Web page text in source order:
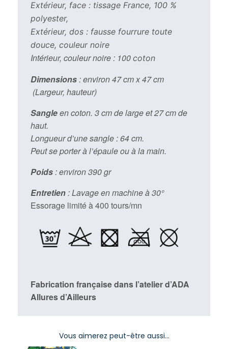
Extérieur, face : tissage France, 100 %
polyester,
Extérieur, dos : fausse fourrure toute
douce, couleur noire
Intérieur, couleur noire : 100 coton
Dimensions: environ 47 cm x 47 cm
(Largeur, hauteur)
Sangleen coton. 3 cm de large et 27 cm de
haut.
Longueur d’une sangle : 64 cm.
Peut se porter à l’épaule ou à la main.
Poids: environ 390 gr
Entretien: Lavage en machine à 30°
Essorage limité à 400 tours/mn
Fabrication française dans l’atelier d’ADA
Allures d’Ailleurs
Vous aimerez peut-être aussi…